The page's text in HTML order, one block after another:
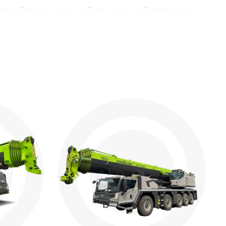
и точкой переменной амплитуды
и монтажных проектов.
волнами.
собой поворотный на 360 градусов, имеет
полным наземным краном.